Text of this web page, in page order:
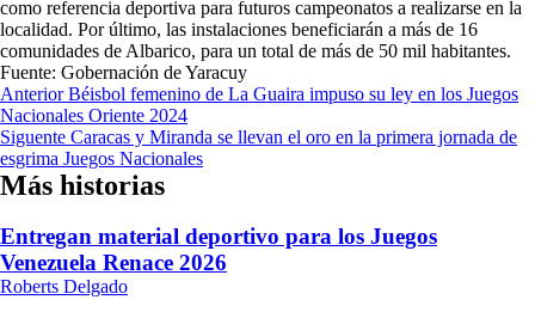
como referencia deportiva para futuros campeonatos a realizarse en la
localidad. Por último, las instalaciones beneficiarán a más de 16
comunidades de Albarico, para un total de más de 50 mil habitantes.
Fuente: Gobernación de Yaracuy
Navegación
de
entradas
AnteriorBéisbol femenino de La Guaira impuso su ley en los Juegos
Nacionales Oriente 2024
Siguente Caracas y Miranda se llevan el oro en la primera jornada de
esgrima Juegos Nacionales
Más historias
Entregan material deportivo para los Juegos
Venezuela Renace 2026
Roberts Delgado